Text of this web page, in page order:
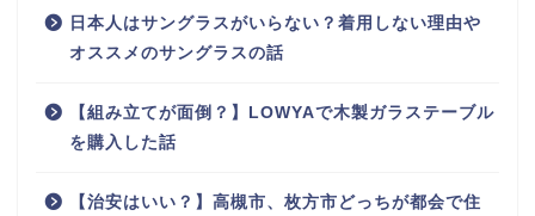
日本人はサングラスがいらない？着用しない理由や
オススメのサングラスの話
【組み立てが面倒？】LOWYAで木製ガラステーブル
を購入した話
【治安はいい？】高槻市、枚方市どっちが都会で住